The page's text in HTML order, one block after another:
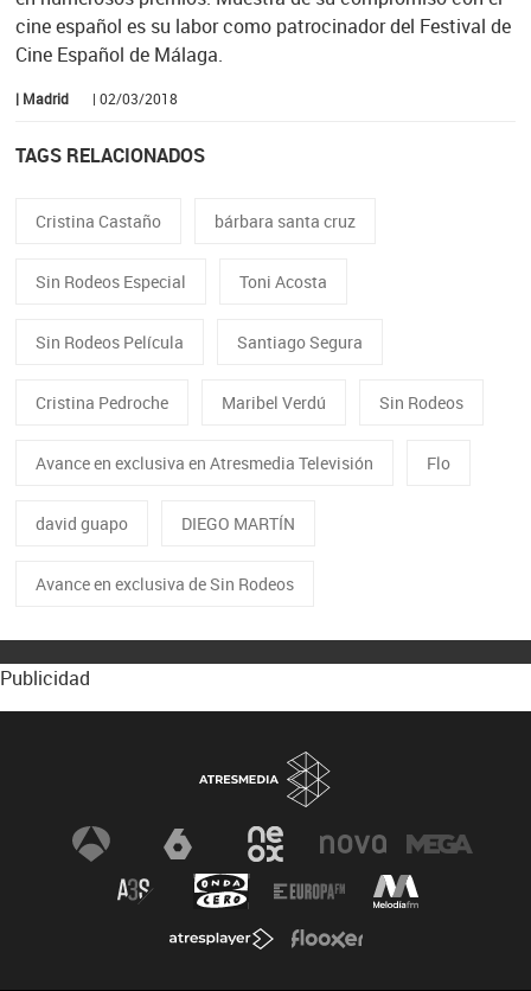
cine español es su labor como patrocinador del Festival de
Cine Español de Málaga.
| Madrid | 02/03/2018
TAGS RELACIONADOS
Cristina Castaño bárbara santa cruz
Sin Rodeos Especial Toni Acosta
Sin Rodeos Película Santiago Segura
Cristina Pedroche Maribel Verdú Sin Rodeos
Avance en exclusiva en Atresmedia Televisión Flo
david guapo DIEGO MARTÍN
Avance en exclusiva de Sin Rodeos
Publicidad